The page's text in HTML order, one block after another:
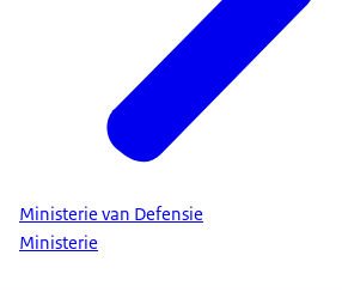
Ministerie van Defensie
Ministerie